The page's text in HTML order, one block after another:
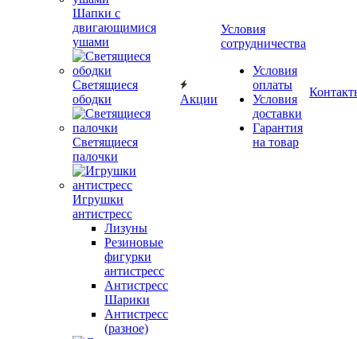
Шапки с
двигающимися
ушами
Светящиеся
ободки
Светящиеся
палочки
Игрушки
антистресс
Лизуны
Резиновые
фигурки
антистресс
Антистресс
Шарики
Антистресс
(разное)
Акции
Условия
сотрудничества
Условия
оплаты
Условия
доставки
Гарантия
на товар